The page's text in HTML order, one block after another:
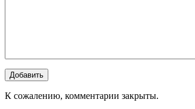
К сожалению, комментарии закрыты.